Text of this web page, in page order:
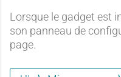
Lorsque le gadget est
son panneau de
page.